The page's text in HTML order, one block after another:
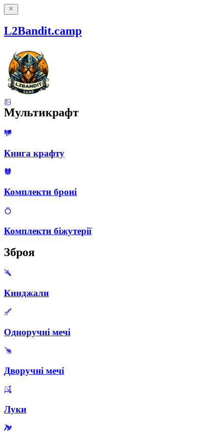
L2Bandit.camp
Мультикрафт
Книга крафту
Комплекти броні
Комплекти біжутерії
Зброя
Кинджали
Одноручні мечі
Дворучні мечі
Луки